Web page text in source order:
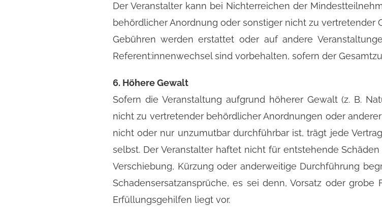
Der Veranstalter kann bei Nichterreichen der
behördlicher Anordnung oder sonstiger nicht zu vertretender
Gebühren werden erstattet oder auf andere
Referent:innenwechsel sind vorbehalten, sofern der
6. Höhere Gewalt
Sofern die Veranstaltung aufgrund höherer Gewalt (z. B.
nicht zu vertretender behördlicher Anordnungen oder
nicht oder nur unzumutbar durchführbar ist, trägt jede
selbst. Der Veranstalter haftet nicht für entstehende
Verschiebung, Kürzung oder anderweitige Durchführung
Schadensersatzansprüche, es sei denn, Vorsatz oder grobe
Erfüllungsgehilfen liegt vor.